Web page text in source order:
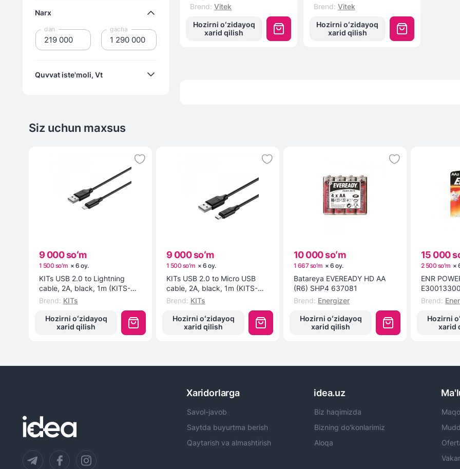
Narx
dan gacha
Quvvat iste'moli, Vt
Brend: Vitek
Hozirni oʻzidayoq
xarid qilish
Brend: Vitek
Hozirni oʻzidayoq
xarid qilish
Siz uchun maxsus
9 000 soʻm
1 500 soʻm × 6 oy.
KITs USB 2.0 to Lightning
cable, 2A, black, 1m (KITS-W-
003) kabeli
Brend: KITs
Hozirni oʻzidayoq
xarid qilish
9 000 soʻm
1 500 soʻm × 6 oy.
KITs USB 2.0 to Micro USB
cable, 2A, black, 1m (KITS-W-
002) kabeli
Brend: KITs
Hozirni oʻzidayoq
xarid qilish
10 000 soʻm
1 667 soʻm × 6 oy.
Batareya EVEREADY HD AA
(R6) SHP4 637081
Brend: Energizer
Hozirni oʻzidayoq
xarid qilish
15 000
2 500 soʻm ×
ENR
Brend:
Hozirni
xarid
Xaridorlarga
Savol-javob
Saytda buyurtma berish
Qaytarish va almashtirish
idea.uz
Biz haqimizda
Bizning do'konlarimiz
Aloqa